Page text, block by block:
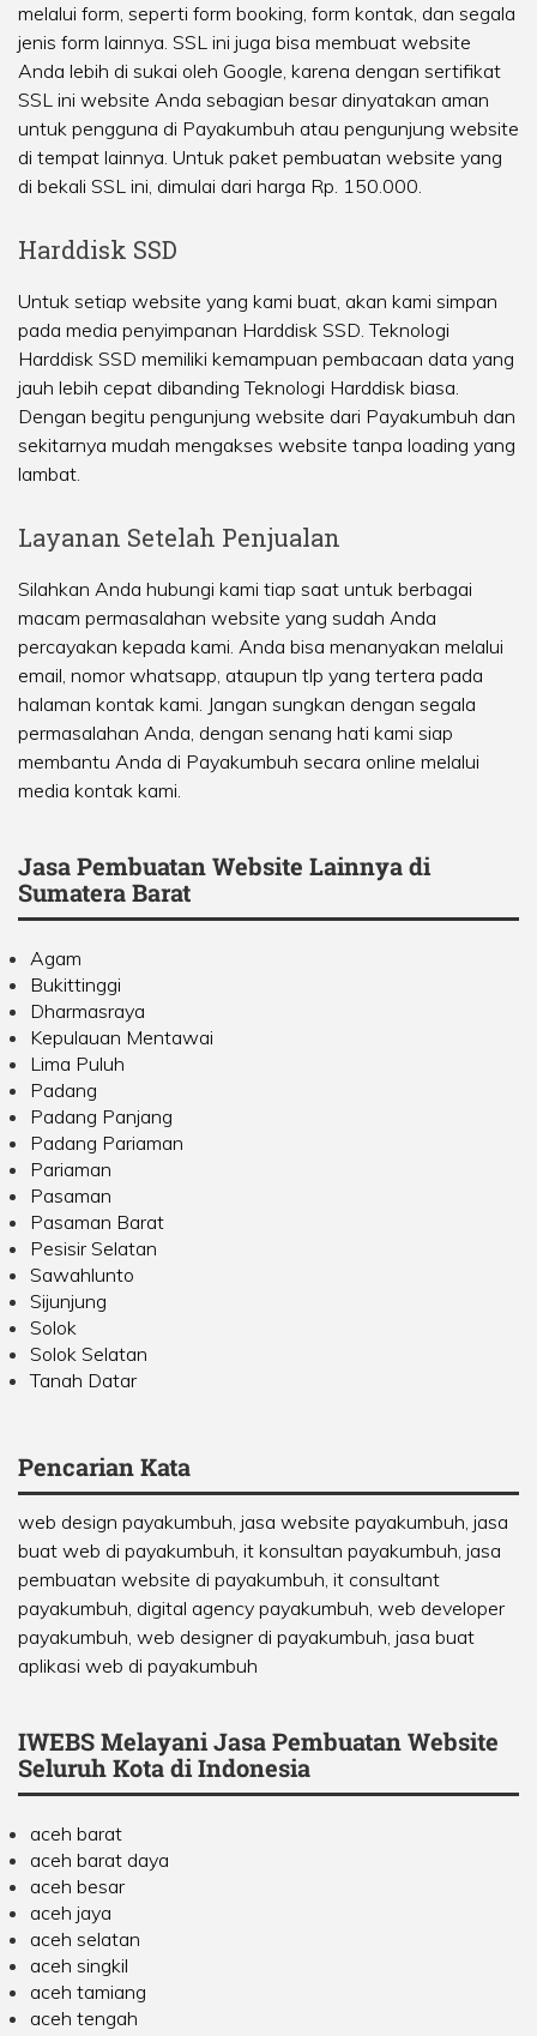
melalui form, seperti form booking, form kontak, dan segala
jenis form lainnya. SSL ini juga bisa membuat website
Anda lebih di sukai oleh Google, karena dengan sertifikat
SSL ini website Anda sebagian besar dinyatakan aman
untuk pengguna di Payakumbuh atau pengunjung website
di tempat lainnya. Untuk paket pembuatan website yang
di bekali SSL ini, dimulai dari harga Rp. 150.000.
Harddisk SSD
Untuk setiap website yang kami buat, akan kami simpan
pada media penyimpanan Harddisk SSD. Teknologi
Harddisk SSD memiliki kemampuan pembacaan data yang
jauh lebih cepat dibanding Teknologi Harddisk biasa.
Dengan begitu pengunjung website dari Payakumbuh dan
sekitarnya mudah mengakses website tanpa loading yang
lambat.
Layanan Setelah Penjualan
Silahkan Anda hubungi kami tiap saat untuk berbagai
macam permasalahan website yang sudah Anda
percayakan kepada kami. Anda bisa menanyakan melalui
email, nomor whatsapp, ataupun tlp yang tertera pada
halaman kontak kami. Jangan sungkan dengan segala
permasalahan Anda, dengan senang hati kami siap
membantu Anda di Payakumbuh secara online melalui
media kontak kami.
Jasa Pembuatan Website Lainnya di
Sumatera Barat
Agam
Bukittinggi
Dharmasraya
Kepulauan Mentawai
Lima Puluh
Padang
Padang Panjang
Padang Pariaman
Pariaman
Pasaman
Pasaman Barat
Pesisir Selatan
Sawahlunto
Sijunjung
Solok
Solok Selatan
Tanah Datar
Pencarian Kata
web design payakumbuh, jasa website payakumbuh, jasa
buat web di payakumbuh, it konsultan payakumbuh, jasa
pembuatan website di payakumbuh, it consultant
payakumbuh, digital agency payakumbuh, web developer
payakumbuh, web designer di payakumbuh, jasa buat
aplikasi web di payakumbuh
IWEBS Melayani Jasa Pembuatan Website
Seluruh Kota di Indonesia
aceh barat
aceh barat daya
aceh besar
aceh jaya
aceh selatan
aceh singkil
aceh tamiang
aceh tengah